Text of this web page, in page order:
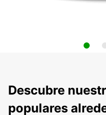
Descubre
populares